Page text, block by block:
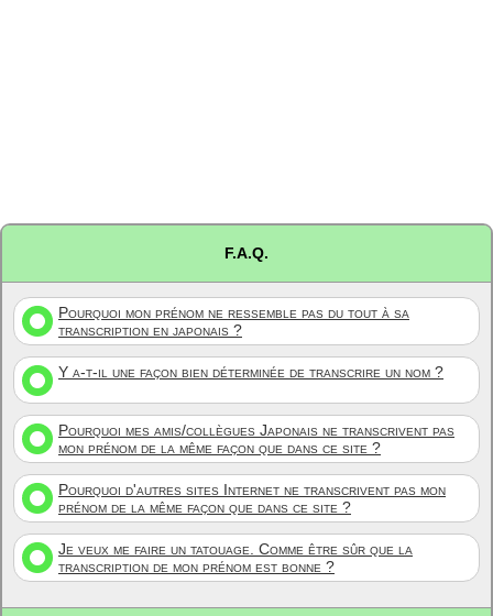
F.A.Q.
Pourquoi mon prénom ne ressemble pas du tout à sa
transcription en japonais ?
Y a-t-il une façon bien déterminée de transcrire un nom ?
Pourquoi mes amis/collègues Japonais ne transcrivent pas
mon prénom de la même façon que dans ce site ?
Pourquoi d'autres sites Internet ne transcrivent pas mon
prénom de la même façon que dans ce site ?
Je veux me faire un tatouage. Comme être sûr que la
transcription de mon prénom est bonne ?